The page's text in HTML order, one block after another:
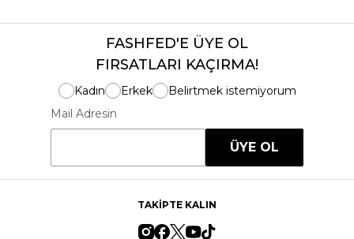
FASHFED'E ÜYE OL
FIRSATLARI KAÇIRMA!
Kadın Erkek
Belirtmek istemiyorum
Mail Adresin
ÜYE OL
TAKİPTE KALIN